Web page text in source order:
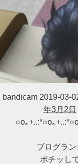
bandicam 2019-03-
年3月2日
○o｡+..:*○o｡
ブログラ
ポチッし